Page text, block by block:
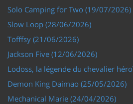
Solo Camping for Two (19/07/2026)
Slow Loop (28/06/2026)
Tofffsy (21/06/2026)
Jackson Five (12/06/2026)
Lodoss, la légende du chevalier
Demon King Daimao (25/05/2026)
Mechanical Marie (24/04/2026)